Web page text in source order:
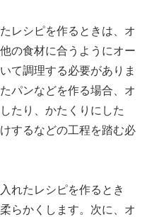
レシピを作るときは、オ
の食材に合うようにオー
て調理する必要がありま
パンなどを作る場合、オ
たり、かたくりにした
するなどの工程を踏む必
れたレシピを作るとき
らかくします。次に、オ